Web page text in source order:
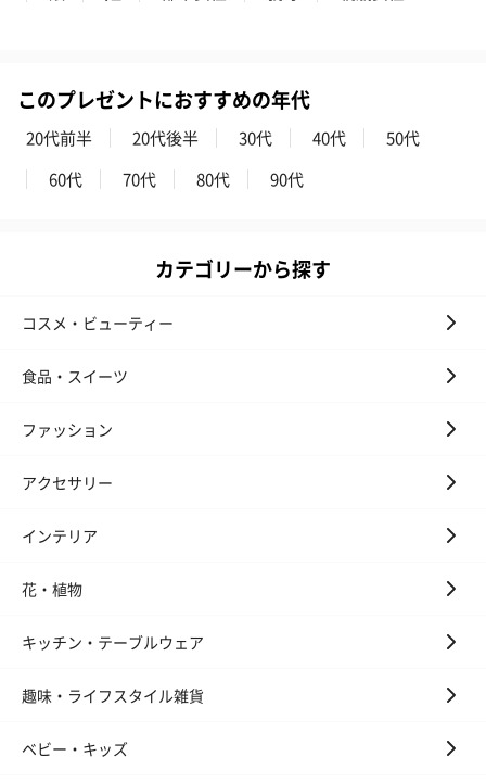
※20歳未満の方への酒類の販売はいたしません。
プレミアムビール イネ
ジョニ－ウ
お酒にぴったりのおつまみ・サプリを同梱してお届けいたしま
のオイル漬（981円）
このプレゼントにおすすめの年代
20代前半 20代後半 30代 40代
50代
60代
70代 80代 90代
カテゴリーから探す
コスメ・ビューティー
食品・スイーツ
ファッション
アクセサリー
インテリア
花・植物
キッチン・テーブルウェア
趣味・ライフスタイル雑貨
ベビー・キッズ